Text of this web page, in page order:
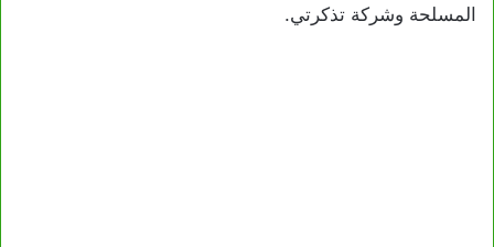
المسلحة وشركة تذكرتي.